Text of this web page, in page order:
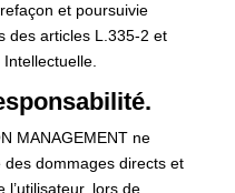
et poursuivie
des articles L.335-2 et
MANAGEMENT ne
dommages directs et
l’utilisateur, lors de